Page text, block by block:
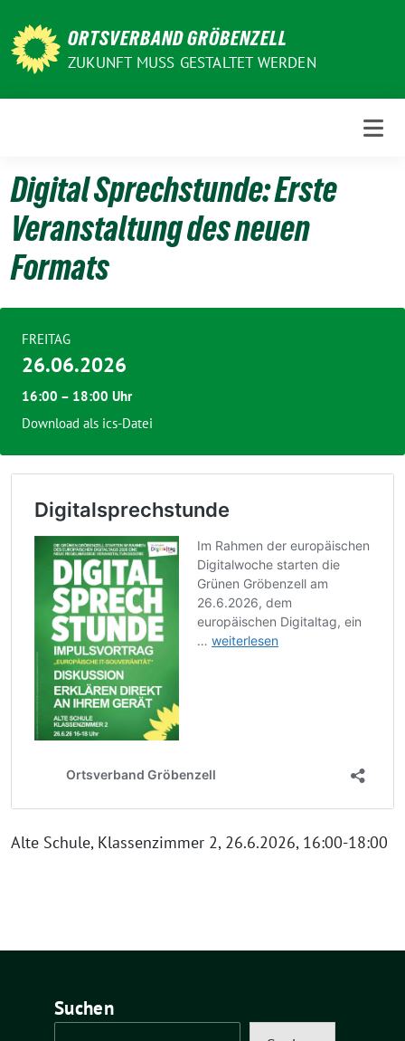
zum
Inhalt
ORTSVERBAND GRÖBENZELL
ZUKUNFT MUSS GESTALTET WERDEN
Digital Sprechstunde: Erste
Veranstaltung des neuen
Formats
Alte Schule, Klassenzimmer 2, 26.6.2026, 16:00-18:00
FREITAG
26.06.2026
16:00 – 18:00 Uhr
Download als ics-Datei
Suchen